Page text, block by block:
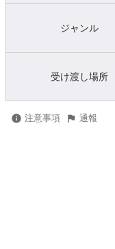
ジャンル
受け渡し場所
注意事項 通報